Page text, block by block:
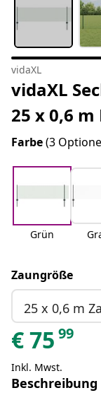
vidaXL
vidaXL
25 x 0,6
Farbe(3
Grün
Zaungröße
25 x 0,6 m
€75 99
Inkl. Mwst.
Beschreibung